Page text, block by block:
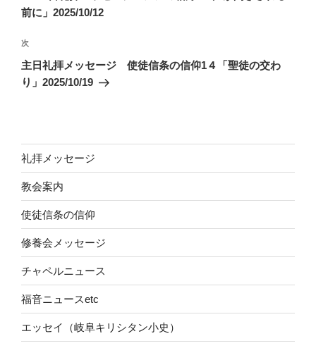
ナ
ゲ
ー
シ
投
前に」2025/10/12
次
の
投
次
主日礼拝メッセージ 使徒信条の信仰1４「聖徒の交わ
り」2025/10/19
礼拝メッセージ
教会案内
使徒信条の信仰
修養会メッセージ
チャペルニュース
福音ニュースetc
エッセイ（岐阜キリシタン小史）